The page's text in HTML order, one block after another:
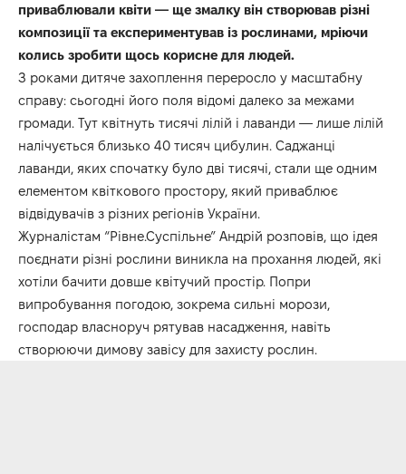
приваблювали квіти — ще змалку він створював різні
композиції та експериментував із рослинами, мріючи
колись зробити щось корисне для людей.
З роками дитяче захоплення переросло у масштабну
справу: сьогодні його поля відомі далеко за межами
громади. Тут квітнуть тисячі лілій і лаванди — лише лілій
налічується близько 40 тисяч цибулин. Саджанці
лаванди, яких спочатку було дві тисячі, стали ще одним
елементом квіткового простору, який приваблює
відвідувачів з різних регіонів України.
Журналістам “Рівне.Суспільне” Андрій розповів, що ідея
поєднати різні рослини виникла на прохання людей, які
хотіли бачити довше квітучий простір. Попри
випробування погодою, зокрема сильні морози,
господар власноруч рятував насадження, навіть
створюючи димову завісу для захисту рослин.